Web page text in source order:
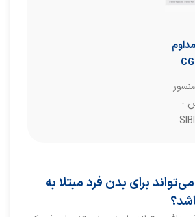
-
برای بدن فرد مبتلا به